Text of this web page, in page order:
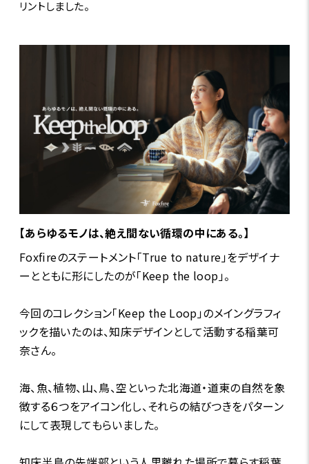
リントしました。
【あらゆるモノは、絶え間ない循環の中にある。】
Foxfireのステートメント「True to nature」をデザイナ
ーとともに形にしたのが「Keep the loop」。
今回のコレクション「Keep the Loop」のメイングラフィ
ックを描いたのは、知床デザインとして活動する稲葉可
奈さん。
海、魚、植物、山、鳥、空といった北海道・道東の自然を象
徴する６つをアイコン化し、それらの結びつきをパターン
にして表現してもらいました。